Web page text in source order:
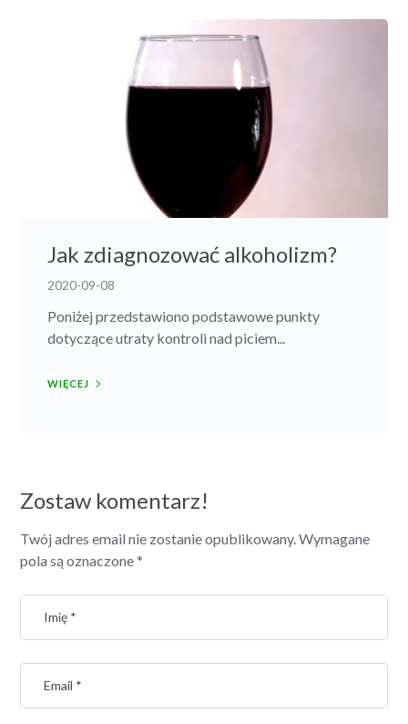
Jak zdiagnozować alkoholizm?
2020-09-08
Poniżej przedstawiono podstawowe punkty
dotyczące utraty kontroli nad piciem...
WIĘCEJ
Zostaw komentarz!
Twój adres email nie zostanie opublikowany. Wymagane
pola są oznaczone*